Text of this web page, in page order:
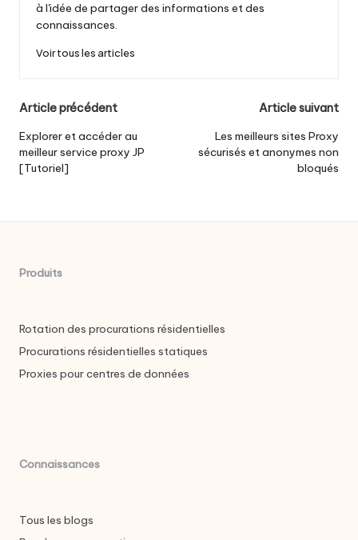
à l'idée de partager des informations et des
connaissances.
Voir tous les articles
Navigation
postale
Article précédent
Explorer et accéder au
meilleur service proxy JP
[Tutoriel]
Article suivant
Les meilleurs sites Proxy
sécurisés et anonymes non
bloqués
Produits
Rotation des procurations résidentielles
Procurations résidentielles statiques
Proxies pour centres de données
Connaissances
Tous les blogs